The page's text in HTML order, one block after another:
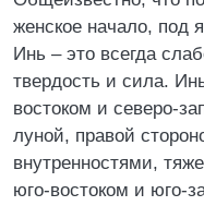
женское начало, под
Инь – это всегда
твердость и сила.
востоком и северо-
луной, правой
внутренностями,
юго-востоком и юго-